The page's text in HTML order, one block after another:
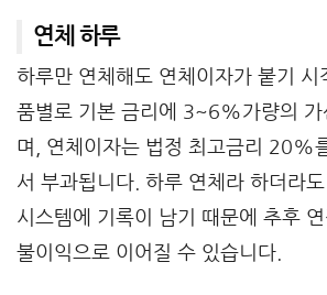
연체 하루
하루만 연체해도 연체이자가 붙기 시
품별로 기본 금리에 3~6%가량의 가
며, 연체이자는 법정 최고금리 20%
서 부과됩니다. 하루 연체라 하더라
시스템에 기록이 남기 때문에 추후 연
불이익으로 이어질 수 있습니다.